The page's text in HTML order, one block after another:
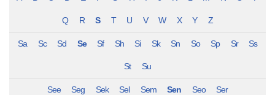
Q R S T U V W X Y Z
Sa Sc Sd Se Sf Sh Si Sk Sn So Sp Sr Ss
St Su
See Seg Sek Sel Sem Sen Seo Ser